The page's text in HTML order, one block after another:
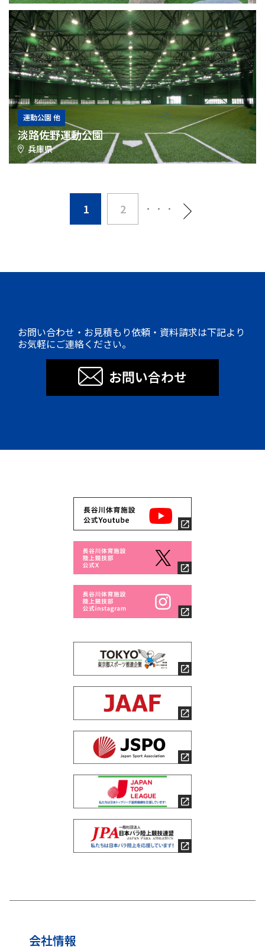
運動公園 他
淡路佐野運動公園
兵庫県
1 2
お問い合わせ・お見積もり依頼・資料請求は下記より
お気軽にご連絡ください。
お問い合わせ
会社情報